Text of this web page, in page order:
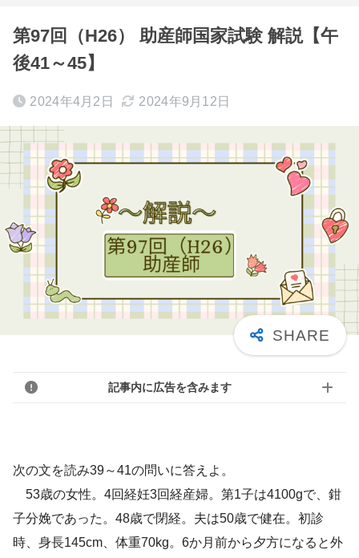
第97回（H26） 助産師国家試験 解説【午
後41～45】
2024年4月2日 2024年9月12日
記事内に広告を含みます
次の文を読み39～41の問いに答えよ。
53歳の女性。4回経妊3回経産婦。第1子は4100gで、鉗
子分娩であった。48歳で閉経。夫は50歳で健在。初診
時、身長145cm、体重70kg。6か月前から夕方になると外